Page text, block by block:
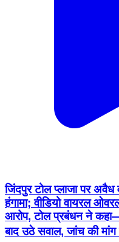
जिंदपुर टोल प्लाजा पर
हंगामा; वीडियो वायरल
आरोप, टोल प्रबंधन ने
बाद उठे सवाल, जांच की